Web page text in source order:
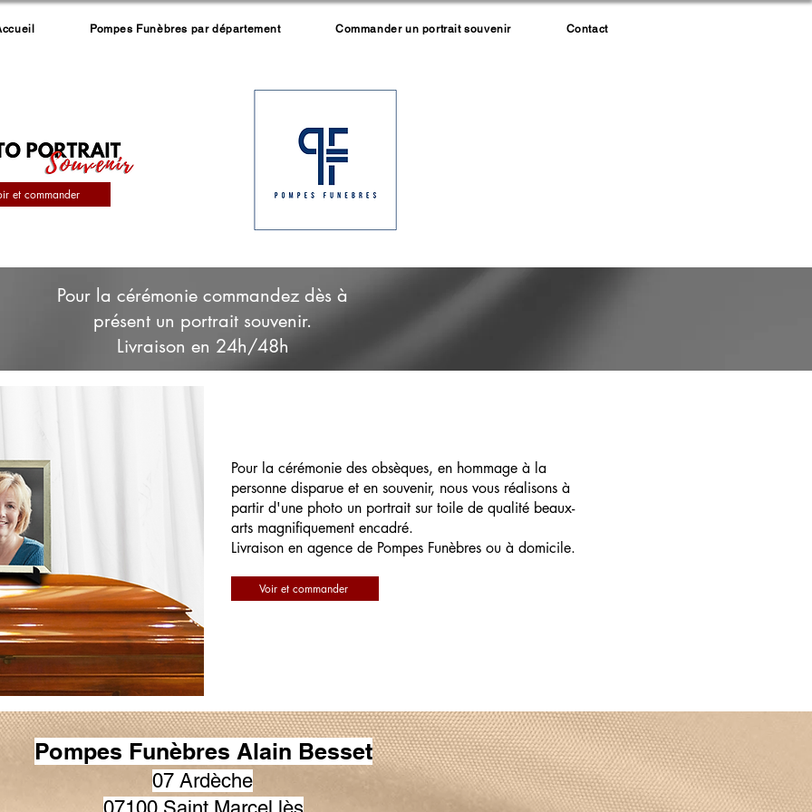
Pompes Funèbres par département Commander un portrait souvenir Contact
et commander
Pour la cérémonie commandez dès à
présent un portrait souvenir.
Livraison en 24h/48h
Pour la cérémonie des obsèques, en hommage à la
personne disparue et en souvenir, nous vous réalisons à
partir d'une photo un portrait sur toile de qualité beaux-
arts magnifiquement encadré.
Livraison en agence de Pompes Funèbres ou à domicile.
Voir et commander
Pompes Funèbres Alain Besset
07 Ardèche